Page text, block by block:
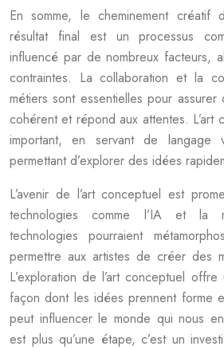
En somme, le cheminement créatif
résultat final est un processus
influencé par de nombreux facteurs,
contraintes. La collaboration et la
métiers sont essentielles pour
cohérent et répond aux attentes. L’art
important, en servant de langage
permettant d’explorer des idées
L’avenir de l’art conceptuel est
technologies comme l’IA et la
technologies pourraient
permettre aux artistes de créer des
L’exploration de l’art conceptuel
façon dont les idées prennent forme
peut influencer le monde qui nous
est plus qu’une étape, c’est un